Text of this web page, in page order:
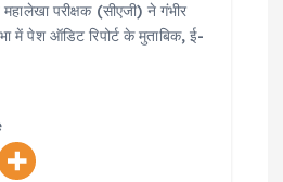
परीक्षक (सीएजी) ने गंभीर
में पेश ऑडिट रिपोर्ट के मुताबिक, ई-